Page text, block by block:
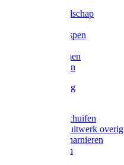
Meetgereedschap
Vijlen / Raspen
Lijmklemmen
Waterpassen
Bouwbeslag
Grendels/schuifen
Hang en sluitwerk overig
Hengen/scharnieren
Scharnieren